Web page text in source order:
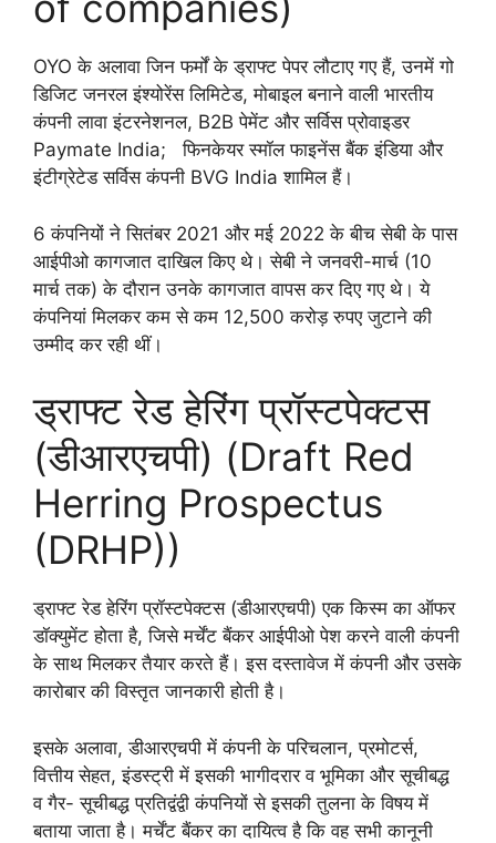
OYO के अलावा जिन फर्मों के ड्राफ्ट पेपर लौटाए गए हैं, उनमें गो
डिजिट जनरल इंश्योरेंस लिमिटेड, मोबाइल बनाने वाली भारतीय
कंपनी लावा इंटरनेशनल, B2B पेमेंट और सर्विस प्रोवाइडर
Paymate India; फिनकेयर स्मॉल फाइनेंस बैंक इंडिया और
इंटीग्रेटेड सर्विस कंपनी BVG India शामिल हैं।
6 कंपनियों ने सितंबर 2021 और मई 2022 के बीच सेबी के पास
आईपीओ कागजात दाखिल किए थे। सेबी ने जनवरी-मार्च (10
मार्च तक) के दौरान उनके कागजात वापस कर दिए गए थे। ये
कंपनियां मिलकर कम से कम 12,500 करोड़ रुपए जुटाने की
उम्मीद कर रही थीं।
ड्राफ्ट रेड हेरिंग प्रॉस्टपेक्टस
(डीआरएचपी) (Draft Red
Herring Prospectus
(DRHP))
ड्राफ्ट रेड हेरिंग प्रॉस्टपेक्टस (डीआरएचपी) एक किस्म का ऑफर
डॉक्युमेंट होता है, जिसे मर्चेंट बैंकर आईपीओ पेश करने वाली कंपनी
के साथ मिलकर तैयार करते हैं। इस दस्तावेज में कंपनी और उसके
कारोबार की विस्तृत जानकारी होती है।
इसके अलावा, डीआरएचपी में कंपनी के परिचलान, प्रमोटर्स,
वित्तीय सेहत, इंडस्ट्री में इसकी भागीदरार व भूमिका और सूचीबद्ध
व गैर- सूचीबद्ध प्रतिद्वंद्वी कंपनियों से इसकी तुलना के विषय में
बताया जाता है। मर्चेंट बैंकर का दायित्व है कि वह सभी कानूनी